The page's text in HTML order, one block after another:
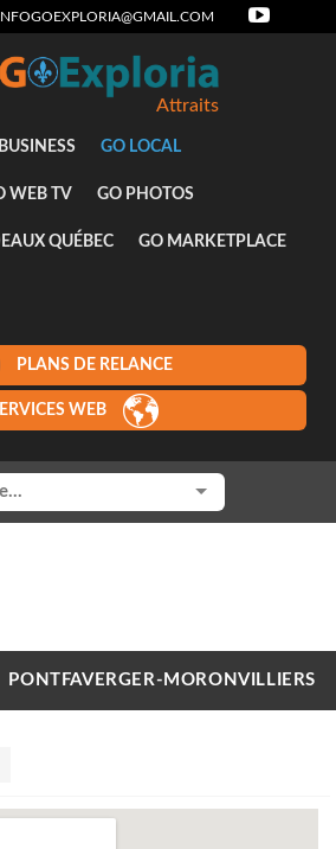
Attraits
GO LOCAL
WEB TV GO PHOTOS
QUÉBEC GO MARKETPLACE
PLANS DE RELANCE
WEB
PONTFAVERGER-MORONVILLIERS